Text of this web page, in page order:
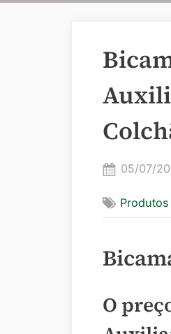
Posted
05/07/
Produtos
O